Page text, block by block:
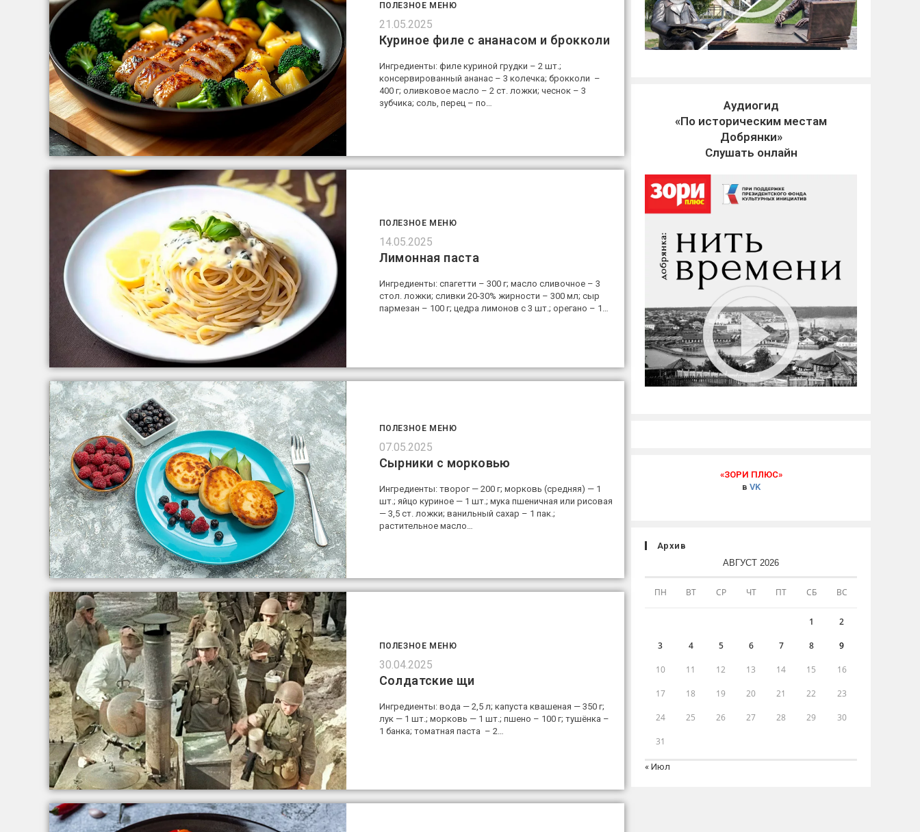
ПОЛЕЗНОЕ МЕНЮ
21.05.2025
Куриное филе с ананасом и брокколи
Ингредиенты: филе куриной грудки – 2 шт.;
консервированный ананас – 3 колечка; брокколи –
400 г; оливковое масло – 2 ст. ложки; чеснок – 3
зубчика; соль, перец – по…
ПОЛЕЗНОЕ МЕНЮ
14.05.2025
Лимонная паста
Ингредиенты: спагетти – 300 г; масло сливочное – 3
стол. ложки; сливки 20-30% жирности – 300 мл; сыр
пармезан – 100 г; цедра лимонов с 3 шт.; орегано – 1…
ПОЛЕЗНОЕ МЕНЮ
07.05.2025
Сырники с морковью
Ингредиенты: творог — 200 г; морковь (средняя) — 1
шт.; яйцо куриное — 1 шт.; мука пшеничная или рисовая
— 3,5 ст. ложки; ванильный сахар – 1 пак.;
растительное масло…
ПОЛЕЗНОЕ МЕНЮ
30.04.2025
Солдатские щи
Ингредиенты: вода — 2,5 л; капуста квашеная — 350 г;
лук — 1 шт.; морковь — 1 шт.; пшено – 100 г; тушёнка –
1 банка; томатная паста – 2…
Аудиогид
«По историческим местам
Добрянки»
Слушать онлайн
«ЗОРИ ПЛЮС»
в VK
Архив
АВГУСТ 2026
ПН ВТ СР ЧТ ПТ СБ ВС
1 2
3 4 5 6 7 8 9
10 11 12 13 14 15 16
17 18 19 20 21 22 23
24 25 26 27 28 29 30
31
« Июл